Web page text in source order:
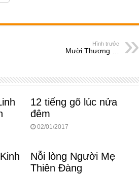
Hình trước
Mười Thương …
12 tiếng gõ lúc nửa
đêm
02/01/2017
Nỗi lòng Người Mẹ
Thiên Đàng